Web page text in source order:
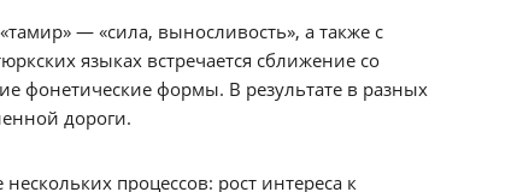
— «сила, выносливость», а также с
языках встречается сближение со
фонетические формы. В результате в разных
дороги.
процессов: рост интереса к